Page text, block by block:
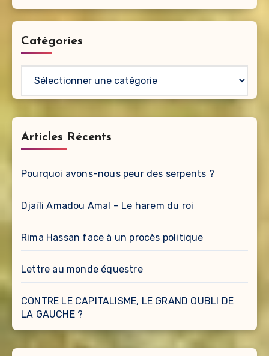
Catégories
Articles Récents
Pourquoi avons-nous peur des serpents ?
Djaïli Amadou Amal – Le harem du roi
Rima Hassan face à un procès politique
Lettre au monde équestre
CONTRE LE CAPITALISME, LE GRAND OUBLI DE
LA GAUCHE ?